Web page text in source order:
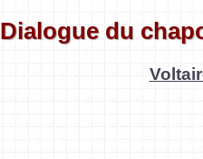
Dialogue du